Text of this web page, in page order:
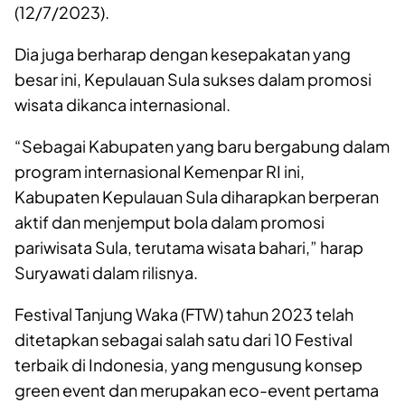
(12/7/2023).
Dia juga berharap dengan kesepakatan yang
besar ini, Kepulauan Sula sukses dalam promosi
wisata dikanca internasional.
“Sebagai Kabupaten yang baru bergabung dalam
program internasional Kemenpar RI ini,
Kabupaten Kepulauan Sula diharapkan berperan
aktif dan menjemput bola dalam promosi
pariwisata Sula, terutama wisata bahari,” harap
Suryawati dalam rilisnya.
Festival Tanjung Waka (FTW) tahun 2023 telah
ditetapkan sebagai salah satu dari 10 Festival
terbaik di Indonesia, yang mengusung konsep
green event dan merupakan eco-event pertama